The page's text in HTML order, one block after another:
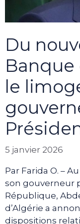
Du
Banque
le
5 janvier 2026
Par Farida O. –
son gouverneur
République,
d’Algérie a
dispositions